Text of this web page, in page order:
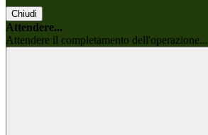
Chiudi
Attendere...
Attendere il completamento dell'operazione...